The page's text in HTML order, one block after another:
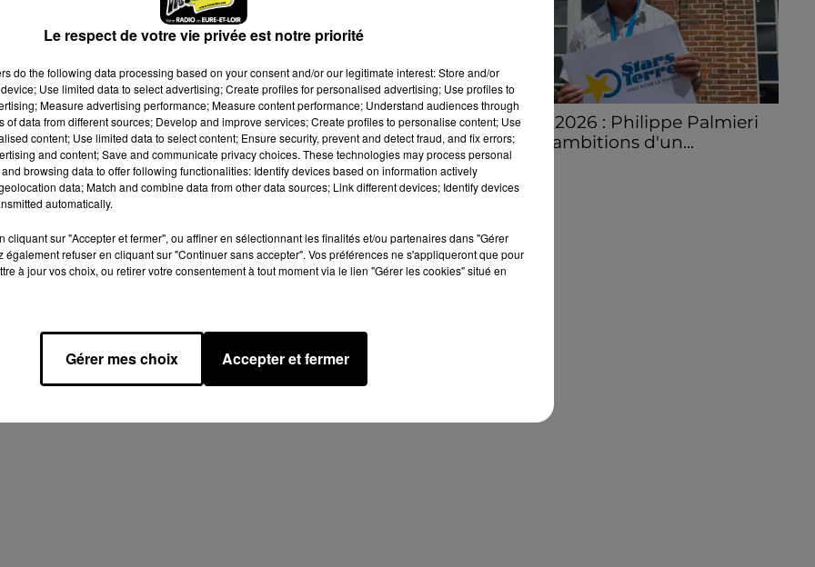
la dotation des moyens prévus dans les collèges et
degré, qui sont habituellement dévoilées courant
des élections municipales. La carte scolaire doit être
& SA RÉGION CŒUR DE BEAUCE DREUX & SA RÉGION
PERCHE
DE FRANCE TERRES DE PERCHE
Stars'Terre 2026 : Philippe Palmieri
dévoile les ambitions d'un...
À quelques semaines de la première
édition de Stars'Terre, organisée du 18 au 20
Le respect de votre vie privée est notre priorité
do the following data processing based on your consent and/or our legitimate interest: Store and/or
Use limited data to select advertising; Create profiles for personalised advertising; Use profiles to
Measure advertising performance; Measure content performance; Understand audiences through
of data from different sources; Develop and improve services; Create profiles to personalise content; Use
content; Use limited data to select content; Ensure security, prevent and detect fraud, and fix errors;
and content; Save and communicate privacy choices. These technologies may process personal
browsing data to offer following functionalities: Identify devices based on information actively
data; Match and combine data from other data sources; Link different devices; Identify devices
automatically.
cliquant sur "Accepter et fermer", ou affiner en sélectionnant les finalités et/ou partenaires dans "Gérer
également refuser en cliquant sur "Continuer sans accepter". Vos préférences ne s'appliqueront que pour
à jour vos choix, ou retirer votre consentement à tout moment via le lien "Gérer les cookies" situé en
Gérer mes choix Accepter et fermer